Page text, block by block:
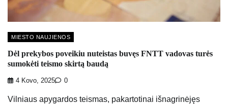
MIESTO NAUJIENOS
Dėl prekybos poveikiu nuteistas buvęs FNTT vadovas turės
sumokėti teismo skirtą baudą
4 Kovo, 2025 0
Vilniaus apygardos teismas, pakartotinai išnagrinėjęs